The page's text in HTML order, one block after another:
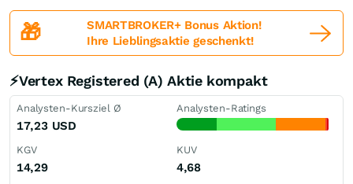
🎁
SMARTBROKER+ Bonus Aktion!
Ihre Lieblingsaktie geschenkt!
⚡Vertex Registered (A) Aktie kompakt
Analysten-Kursziel Ø
17,23 USD
Analysten-Ratings
KGV
14,29
KUV
4,68